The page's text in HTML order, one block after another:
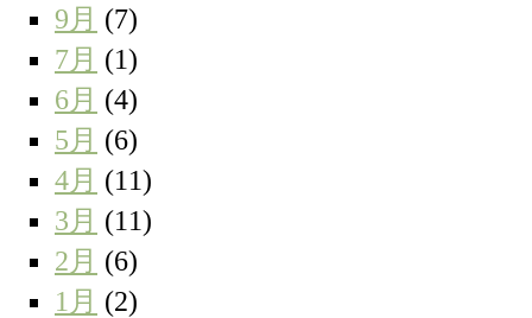
9月 (7)
7月 (1)
6月 (4)
5月 (6)
4月 (11)
3月 (11)
2月 (6)
1月 (2)